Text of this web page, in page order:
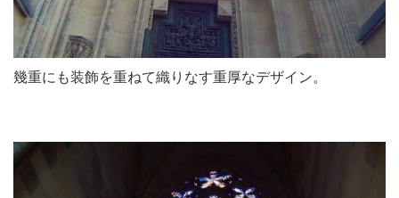
幾重にも装飾を重ねて織りなす重厚なデザイン。